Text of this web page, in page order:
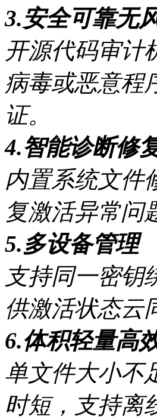
3.安全可靠无
开源代码审计
病毒或恶意程
证。
4.智能诊断修
内置系统文件
复激活异常问
5.多设备管理
支持同一密钥
供激活状态云
6.体积轻量高
单文件大小不
时短，支持离